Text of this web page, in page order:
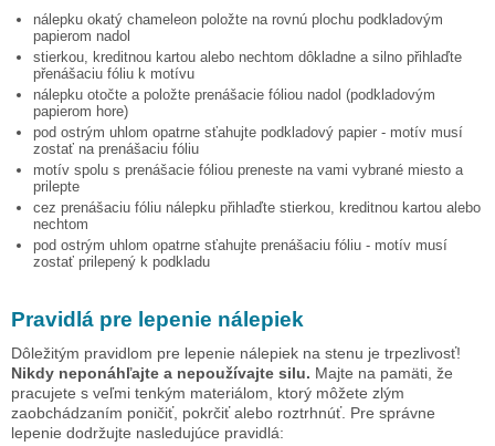
nálepku okatý chameleon položte na rovnú plochu podkladovým
papierom nadol
stierkou, kreditnou kartou alebo nechtom dôkladne a silno přihlaďte
přenášaciu fóliu k motívu
nálepku otočte a položte prenášacie fóliou nadol (podkladovým
papierom hore)
pod ostrým uhlom opatrne sťahujte podkladový papier - motív musí
zostať na prenášaciu fóliu
motív spolu s prenášacie fóliou preneste na vami vybrané miesto a
prilepte
cez prenášaciu fóliu nálepku přihlaďte stierkou, kreditnou kartou alebo
nechtom
pod ostrým uhlom opatrne sťahujte prenášaciu fóliu - motív musí
zostať prilepený k podkladu
Pravidlá pre lepenie nálepiek
Dôležitým pravidlom pre lepenie nálepiek na stenu je trpezlivosť!
Nikdy neponáhľajte a nepoužívajte silu. Majte na pamäti, že
pracujete s veľmi tenkým materiálom, ktorý môžete zlým
zaobchádzaním poničiť, pokrčiť alebo roztrhnúť. Pre správne
lepenie dodržujte nasledujúce pravidlá: